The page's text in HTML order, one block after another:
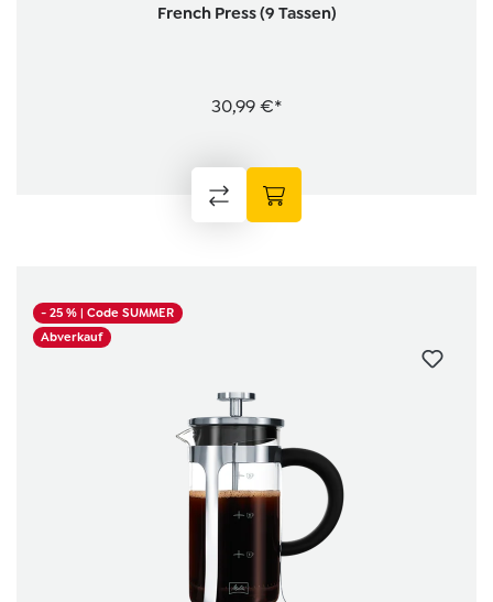
French Press (9 Tassen)
30,99 €*
- 25 %| Code SUMMER
Abverkauf